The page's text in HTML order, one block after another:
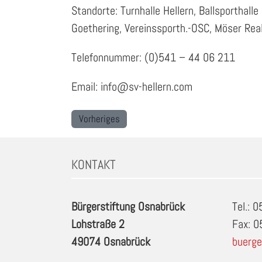
Standorte: Turnhalle Hellern,
Goethering, Vereinssporth.-OSC, Möser
Telefonnummer: (0)541 – 44 06 211
Email: info@sv-hellern.com
Vorheriges
KONTAKT
Bürgerstiftung Osnabrück
Lohstraße 2
49074 Osnabrück
Tel.:
Fax: